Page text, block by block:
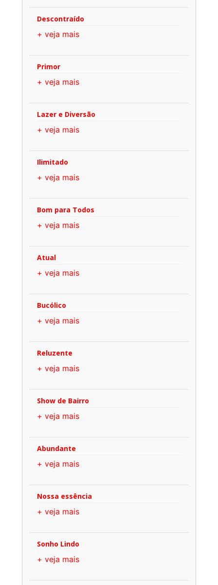
Descontraído
+ veja mais
Primor
+ veja mais
Lazer e Diversão
+ veja mais
Ilimitado
+ veja mais
Bom para Todos
+ veja mais
Atual
+ veja mais
Bucólico
+ veja mais
Reluzente
+ veja mais
Show de Bairro
+ veja mais
Abundante
+ veja mais
Nossa essência
+ veja mais
Sonho Lindo
+ veja mais